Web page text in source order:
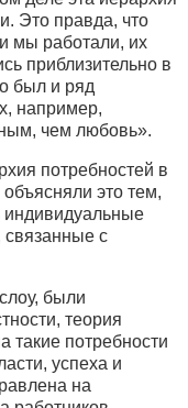
Это правда, что
мы работали, их
приблизительно в
был и ряд
например,
чем любовь».
потребностей в
это тем,
индивидуальные
связанные с
были
теория
такие потребности
успеха и
на